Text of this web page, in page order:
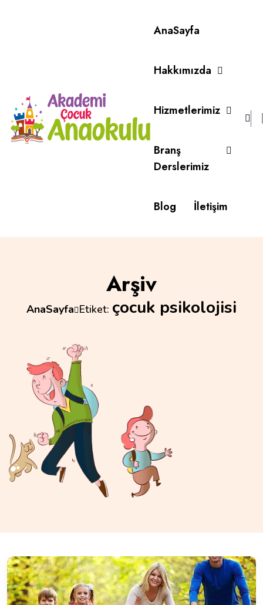
AnaSayfa
Hakkımızda
Hizmetlerimiz
Branş
Derslerimiz
Blog İletişim
Arşiv
AnaSayfa Etiket: çocuk psikolojisi